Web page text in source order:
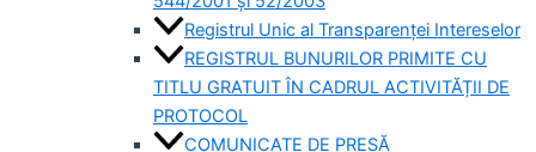
Registrul Unic al Transparenței Intereselor
REGISTRUL BUNURILOR PRIMITE CU
TITLU GRATUIT ÎN CADRUL ACTIVITĂȚII DE
PROTOCOL
COMUNICATE DE PRESĂ